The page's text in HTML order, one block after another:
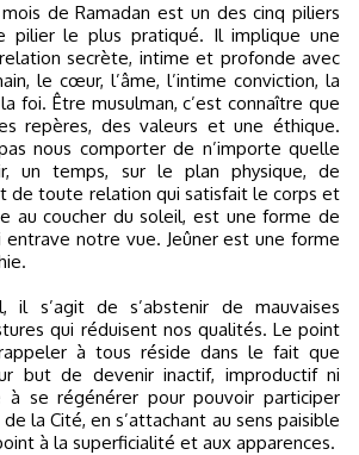
de Ramadan est un des cinq piliers
pilier le plus pratiqué. Il implique une
secrète, intime et profonde avec
le cœur, l’âme, l’intime conviction, la
foi. Être musulman, c’est connaître que
repères, des valeurs et une éthique.
nous comporter de n’importe quelle
un temps, sur le plan physique, de
de toute relation qui satisfait le corps et
au coucher du soleil, est une forme de
notre vue. Jeûner est une forme
il s’agit de s’abstenir de mauvaises
qui réduisent nos qualités. Le point
à tous réside dans le fait que
but de devenir inactif, improductif ni
à se régénérer pour pouvoir participer
la Cité, en s’attachant au sens paisible
à la superficialité et aux apparences.